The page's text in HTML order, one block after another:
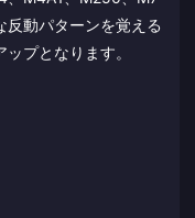
反動パターンを覚える
プとなります。